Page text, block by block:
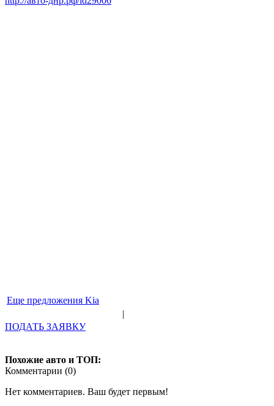
Еще предложения Kia
|
ПОДАТЬ ЗАЯВКУ
Похожие авто и ТОП:
Комментарии (0)
Нет комментариев. Ваш будет первым!